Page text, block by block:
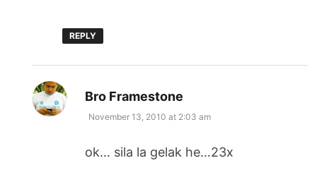
REPLY
Bro Framestone
November 13, 2010 at 2:03 am
ok… sila la gelak he…23x